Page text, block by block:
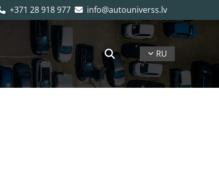
+371 28 918 977  info@autouniverss.lv
RU